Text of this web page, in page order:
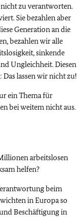
nicht zu verantworten.
Sie bezahlen aber
Generation an die
bezahlen wir alle
sinkende
Ungleichheit. Diesen
lassen wir nicht zu!
ein Thema für
bei weitem nicht aus.
arbeitslosen
helfen?
beim
in Europa so
Beschäftigung in